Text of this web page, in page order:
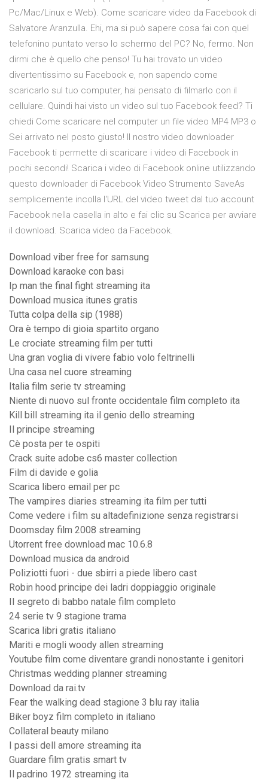
Pc/Mac/Linux e Web). Come scaricare video da Facebook di
Salvatore Aranzulla. Ehi, ma si può sapere cosa fai con quel
telefonino puntato verso lo schermo del PC? No, fermo. Non
dirmi che è quello che penso! Tu hai trovato un video
divertentissimo su Facebook e, non sapendo come
scaricarlo sul tuo computer, hai pensato di filmarlo con il
cellulare. Quindi hai visto un video sul tuo Facebook feed? Ti
chiedi Come scaricare nel computer un file video MP4 MP3 o
Sei arrivato nel posto giusto! Il nostro video downloader
Facebook ti permette di scaricare i video di Facebook in
pochi secondi! Scarica i video di Facebook online utilizzando
questo downloader di Facebook Video Strumento SaveAs
semplicemente incolla l'URL del video tweet dal tuo account
Facebook nella casella in alto e fai clic su Scarica per avviare
il download. Scarica video da Facebook.
Download viber free for samsung
Download karaoke con basi
Ip man the final fight streaming ita
Download musica itunes gratis
Tutta colpa della sip (1988)
Ora è tempo di gioia spartito organo
Le crociate streaming film per tutti
Una gran voglia di vivere fabio volo feltrinelli
Una casa nel cuore streaming
Italia film serie tv streaming
Niente di nuovo sul fronte occidentale film completo ita
Kill bill streaming ita il genio dello streaming
Il principe streaming
Cè posta per te ospiti
Crack suite adobe cs6 master collection
Film di davide e golia
Scarica libero email per pc
The vampires diaries streaming ita film per tutti
Come vedere i film su altadefinizione senza registrarsi
Doomsday film 2008 streaming
Utorrent free download mac 10.6.8
Download musica da android
Poliziotti fuori - due sbirri a piede libero cast
Robin hood principe dei ladri doppiaggio originale
Il segreto di babbo natale film completo
24 serie tv 9 stagione trama
Scarica libri gratis italiano
Mariti e mogli woody allen streaming
Youtube film come diventare grandi nonostante i genitori
Christmas wedding planner streaming
Download da rai.tv
Fear the walking dead stagione 3 blu ray italia
Biker boyz film completo in italiano
Collateral beauty milano
I passi dell amore streaming ita
Guardare film gratis smart tv
Il padrino 1972 streaming ita